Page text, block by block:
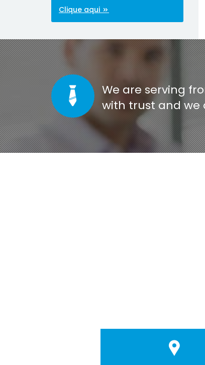
Clique aqui
We are serving
with trust and we